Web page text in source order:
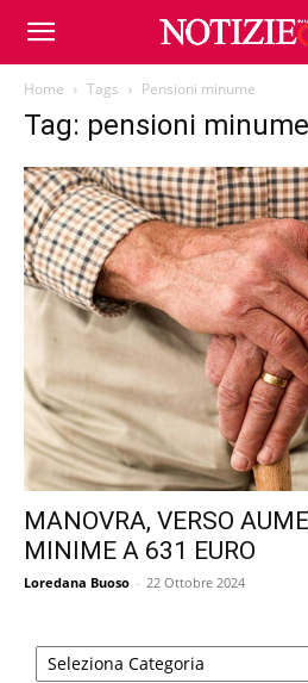
Home Tags Pensioni minume
Tag: pensioni minume
MANOVRA, VERSO
MINIME A 631 EURO
Loredana Buoso - 22 Ottobre 2024
Categorie